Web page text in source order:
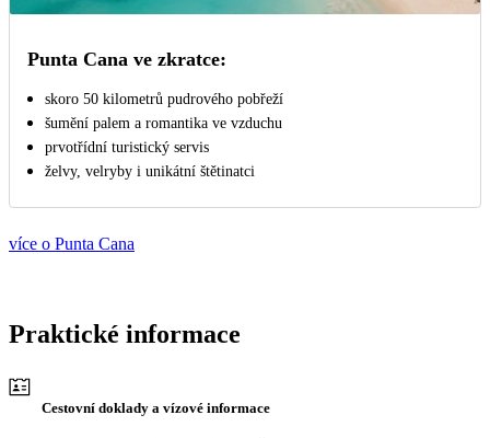
Punta Cana ve zkratce:
skoro 50 kilometrů pudrového pobřeží
šumění palem a romantika ve vzduchu
prvotřídní turistický servis
želvy, velryby i unikátní štětinatci
více o Punta Cana
Praktické informace
Cestovní doklady a vízové informace